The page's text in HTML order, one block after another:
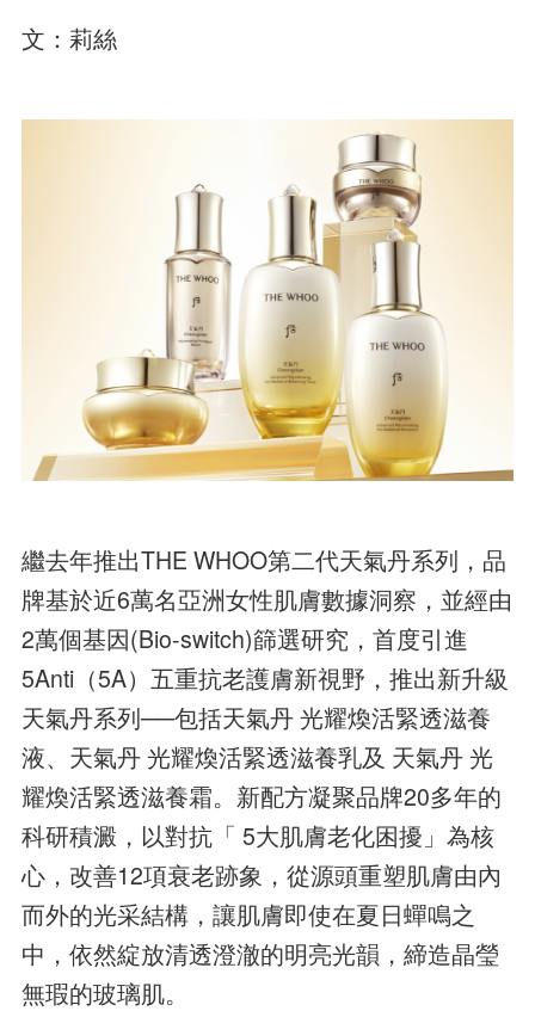
文：莉絲
繼去年推出THE WHOO第二代天氣丹系列，品
牌基於近6萬名亞洲女性肌膚數據洞察，並經由
2萬個基因(Bio-switch)篩選研究，首度引進
5Anti（5A）五重抗老護膚新視野，推出新升級
天氣丹系列──包括天氣丹 光耀煥活緊透滋養
液、天氣丹 光耀煥活緊透滋養乳及 天氣丹 光
耀煥活緊透滋養霜。新配方凝聚品牌20多年的
科研積澱，以對抗「 5大肌膚老化困擾」為核
心，改善12項衰老跡象，從源頭重塑肌膚由內
而外的光采結構，讓肌膚即使在夏日蟬鳴之
中，依然綻放清透澄澈的明亮光韻，締造晶瑩
無瑕的玻璃肌。